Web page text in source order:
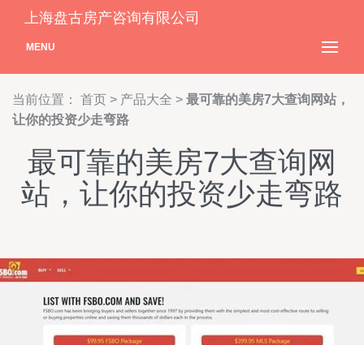
上海盘古房产咨询有限公司
MENU
当前位置： 首页 > 产品大全 > 最可靠的美房7大查询网站，
让你的投资少走弯路
最可靠的美房7大查询网
站，让你的投资少走弯路